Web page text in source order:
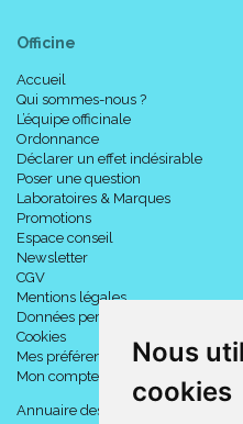
Nous
cookies
Officine
Accueil
Qui sommes-nous ?
L’équipe officinale
Ordonnance
Déclarer un effet indésirable
Poser une question
Laboratoires & Marques
Promotions
Espace conseil
Newsletter
CGV
Mentions légales
Données personnelles
Cookies
Mes préférences Cookies
Mon compte
Annuaire des pharmacies